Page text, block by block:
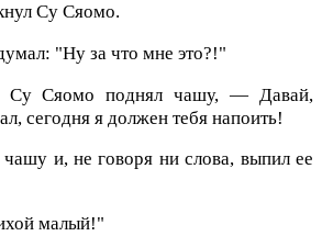
Су Сяомо.
"Ну за что мне это?!"
Сяомо поднял чашу, — Давай,
сегодня я должен тебя напоить!
и, не говоря ни слова, выпил ее
малый!"